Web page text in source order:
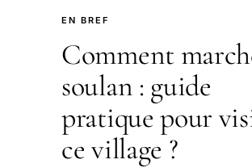
EN BREF
Comment
soulan : guide
pratique pour
ce village ?